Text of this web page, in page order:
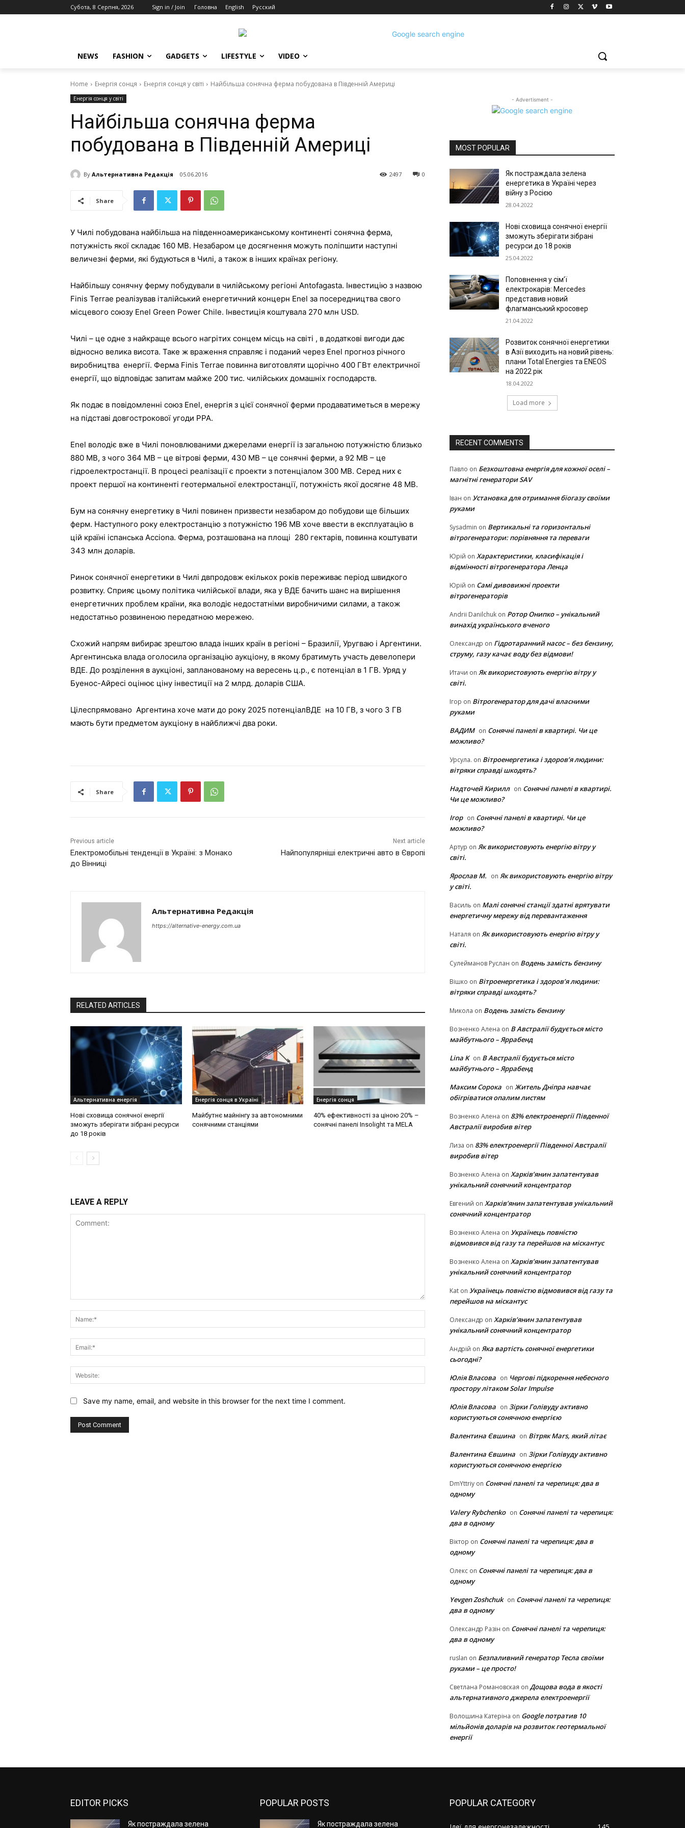
Субота, 8 Серпня, 2026 Sign in / Join Головна English Русский
NEWS FASHION GADGETS LIFESTYLE VIDEO
Home Енергія сонця Енергія сонця у світі Найбільша сонячна ферма побудована в Південній Америці
Енергія сонця у світі
Найбільша сонячна ферма
побудована в Південній Америці
By Альтернативна Редакція 05.06.2016 0
2497
Share
У Чилі побудована найбільша на південноамериканському континенті сонячна ферма,
потужність якої складає 160 МВ. Незабаром це досягнення можуть поліпшити наступні
величезні ферми, які будуються в Чилі, а також в інших країнах регіону.
Найбільшу сонячну ферму побудували в чилійському регіоні Antofagasta. Інвестицію з назвою
Finis Terrae реалізував італійський енергетичний концерн Enel за посередництва свого
місцевого союзу Enel Green Power Chile. Інвестиція коштувала 270 млн USD.
Чилі – це одне з найкраще всього нагрітих сонцем місць на світі , в додаткові вигоди дає
відносно велика висота. Таке ж враження справляє і поданий через Enel прогноз річного
виробництва енергії. Ферма Finis Terrae повинна виготовляти щорічно 400 ГВт електричної
енергії, що відповідає запитам майже 200 тис. чилійських домашніх господарств.
Як подає в повідомленні союз Enel, енергія з цієї сонячної ферми продаватиметься в мережу
на підставі довгострокової угоди PPA.
Enel володіє вже в Чилі поновлюваними джерелами енергії із загальною потужністю близько
880 МВ, з чого 364 МВ – це вітрові ферми, 430 МВ – це сонячні ферми, а 92 МВ – це
гідроелектростанції. В процесі реалізації є проекти з потенціалом 300 МВ. Серед них є
проект першої на континенті геотермальної електростанції, потужність якої досягне 48 МВ.
Бум на сонячну енергетику в Чилі повинен призвести незабаром до побудови ще більших
ферм. Наступного року електростанцію з потужністю 196 МВ хоче ввести в експлуатацію в
цій країні іспанська Acciona. Ферма, розташована на площі 280 гектарів, повинна коштувати
343 млн доларів.
Ринок сонячної енергетики в Чилі двпродовж екількох років переживає період швидкого
розвитку. Сприяє цьому політика чилійської влади, яка у ВДЕ бачить шанс на вирішення
енергетичних проблем країни, яка володіє недостатніми виробничими силами, а також
недостатньо розвиненою передатною мережею.
Схожий напрям вибирає зрештою влада інших країн в регіоні – Бразилії, Уругваю і Аргентини.
Аргентинська влада оголосила організацію аукціону, в якому братимуть участь девелопери
ВДЕ. До розділення в аукціоні, запланованому на вересень ц.р., є потенціал в 1 ГВ. Уряд у
Буенос-Айресі оцінює ціну інвестиції на 2 млрд. доларів США.
Цілеспрямовано Аргентина хоче мати до року 2025 потенціалВДЕ на 10 ГВ, з чого 3 ГВ
мають бути предметом аукціону в найближчі два роки.
Share
Previous article
Електромобільні тенденції в Україні: з Монако
до Вінниці
Next article
Найпопулярніші електричні авто в Європі
Альтернативна Редакція
https://alternative-energy.com.ua
RELATED ARTICLES
Альтернативна енергія
Нові сховища сонячної енергії
зможуть зберігати зібрані ресурси
до 18 років
Енергія сонця в Україні
Майбутнє майнінгу за автономними
сонячними станціями
Енергія сонця
40% ефективності за ціною 20% –
сонячні панелі Insolight та MELA
LEAVE A REPLY
Save my name, email, and website in this browser for the next time I comment.
- Advertisment -
MOST POPULAR
Як постраждала зелена
енергетика в Україні через
війну з Росією
28.04.2022
Нові сховища сонячної енергії
зможуть зберігати зібрані
ресурси до 18 років
25.04.2022
Поповнення у сім’ї
електрокарів: Mercedes
представив новий
флагманський кросовер
21.04.2022
Розвиток сонячної енергетики
в Азії виходить на новий рівень:
плани Total Energies та ENEOS
на 2022 рік
18.04.2022
Load more
RECENT COMMENTS
Павло on Безкоштовна енергія для кожної оселі –
магнітні генератори SAV
Іван on Установка для отримання біогазу своїми
руками
Sysadmin on Вертикальні та горизонтальні
вітрогенератори: порівняння та переваги
Юрій on Характеристики, класифікація і
відмінності вітрогенератора Ленца
Юрій on Самі дивовижні проекти
вітрогенераторів
Andrii Danilchuk on Ротор Онипко – унікальний
винахід українського вченого
Олександр on Гідротаранний насос – без бензину,
струму, газу качає воду без відмови!
Итачи on Як використовують енергію вітру у
світі.
Ігор on Вітрогенератор для дачі власними
руками
ВАДИМ on Сонячні панелі в квартирі. Чи це
можливо?
Урсула. on Вітроенергетика і здоров’я людини:
вітряки cправді шкодять?
Надточей Кирилл on Сонячні панелі в квартирі.
Чи це можливо?
Ігор on Сонячні панелі в квартирі. Чи це
можливо?
Артур on Як використовують енергію вітру у
світі.
Ярослав М. on Як використовують енергію вітру
у світі.
Василь on Малі сонячні станції здатні врятувати
енергетичну мережу від перевантаження
Наталя on Як використовують енергію вітру у
світі.
Сулейманов Руслан on Водень замість бензину
Вішко on Вітроенергетика і здоров’я людини:
вітряки cправді шкодять?
Микола on Водень замість бензину
Возненко Алена on В Австралії будується місто
майбутнього – Яррабенд
Lina K on В Австралії будується місто
майбутнього – Яррабенд
Максим Сорока on Житель Дніпра навчає
обігріватися опалим листям
Возненко Алена on 83% електроенергії Південної
Австралії виробив вітер
Лиза on 83% електроенергії Південної Австралії
виробив вітер
Возненко Алена on Харків’янин запатентував
унікальний сонячний концентратор
Евгений on Харків’янин запатентував унікальний
сонячний концентратор
Возненко Алена on Українець повністю
відмовився від газу та перейшов на міскантус
Возненко Алена on Харків’янин запатентував
унікальний сонячний концентратор
Kat on Українець повністю відмовився від газу та
перейшов на міскантус
Олександр on Харків’янин запатентував
унікальний сонячний концентратор
Андрій on Яка вартість сонячної енергетики
сьогодні?
Юлія Власова on Чергові підкорення небесного
простору літаком Solar Impulse
Юлія Власова on Зірки Голівуду активно
користуються сонячною енергією
Валентина Євшина on Вітряк Mars, який літає
Валентина Євшина on Зірки Голівуду активно
користуються сонячною енергією
DmYttriy on Сонячні панелі та черепиця: два в
одному
Valery Rybchenko on Сонячні панелі та черепиця:
два в одному
Віктор on Сонячні панелі та черепиця: два в
одному
Олекс on Сонячні панелі та черепиця: два в
одному
Yevgen Zoshchuk on Сонячні панелі та черепиця:
два в одному
Олександр Разін on Сонячні панелі та черепиця:
два в одному
ruslan on Безпаливний генератор Тесла своїми
руками – це просто!
Светлана Романовская on Дощова вода в якості
альтернативного джерела електроенергії
Волошина Катеріна on Google потратив 10
мільйонів доларів на розвиток геотермальної
енергії
EDITOR PICKS
Як постраждала зелена
POPULAR POSTS
Як постраждала зелена
POPULAR CATEGORY